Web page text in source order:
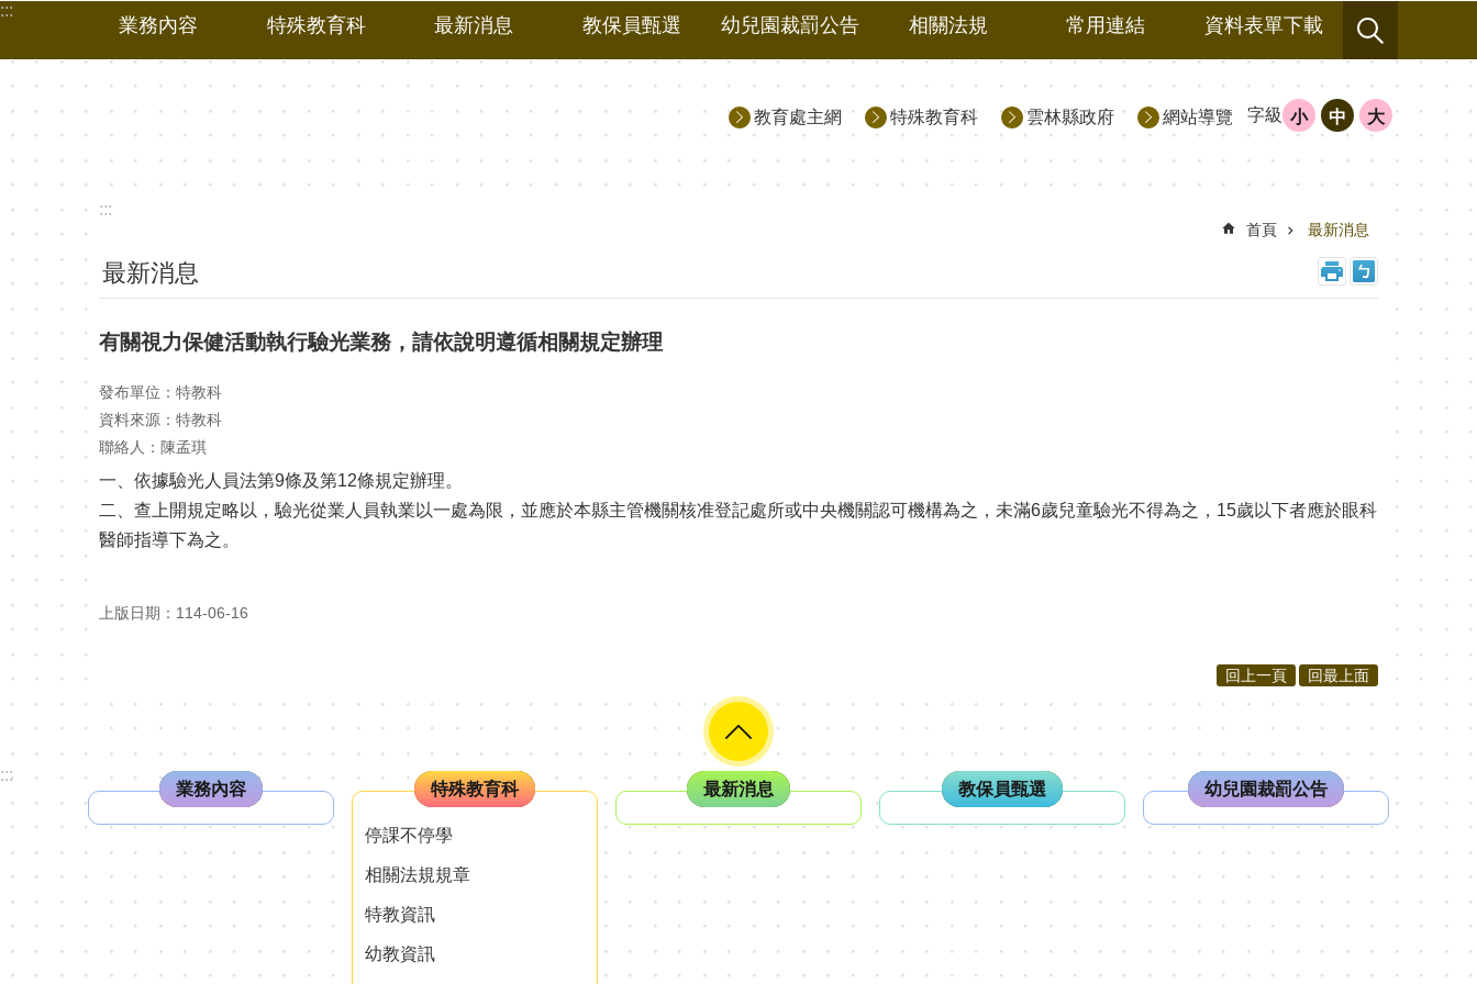
跳到主要內容區塊
:::
業務內容 特殊教育科 最新消息 教保員甄選 幼兒園裁罰公告 相關法規 常用連結 資料表單下載
教育處主網 特殊教育科 雲林縣政府 網站導覽 字級 小 中 大
:::
首頁 最新消息
最新消息
有關視力保健活動執行驗光業務，請依說明遵循相關規定辦理
發布單位：特教科
資料來源：特教科
聯絡人：陳孟琪
一、依據驗光人員法第9條及第12條規定辦理。
二、查上開規定略以，驗光從業人員執業以一處為限，並應於本縣主管機關核准登記處所或中央機關認可機構為之，未滿6歲兒童驗光不得為之，15歲以下者應於眼科
醫師指導下為之。
上版日期：114-06-16
回上一頁 回最上面
:::
業務內容 特殊教育科
停課不停學
相關法規規章
特教資訊
幼教資訊
最新消息 教保員甄選 幼兒園裁罰公告